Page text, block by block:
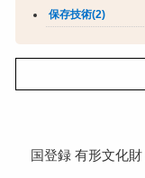
保存技術(2)
国登録 有形文化財